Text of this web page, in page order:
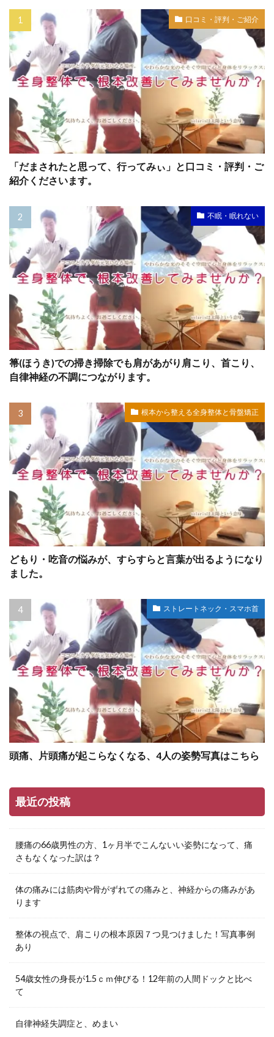
口コミ・評判・ご紹介
「だまされたと思って、行ってみぃ」と口コミ・評判・ご
紹介くださいます。
不眠・眠れない
箒(ほうき)での掃き掃除でも肩があがり肩こり、首こり、
自律神経の不調につながります。
根本から整える全身整体と骨盤矯正
どもり・吃音の悩みが、すらすらと言葉が出るようになり
ました。
ストレートネック・スマホ首
頭痛、片頭痛が起こらなくなる、4人の姿勢写真はこちら
最近の投稿
腰痛の66歳男性の方、1ヶ月半でこんないい姿勢になって、痛
さもなくなった訳は？
体の痛みには筋肉や骨がずれての痛みと、神経からの痛みがあ
ります
整体の視点で、肩こりの根本原因７つ見つけました！写真事例
あり
54歳女性の身長が1.5ｃｍ伸びる！12年前の人間ドックと比べ
て
自律神経失調症と、めまい